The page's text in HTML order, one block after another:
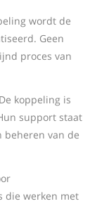
wordt de
Geen
proces van
De koppeling is
support staat
beheren van de
die werken met